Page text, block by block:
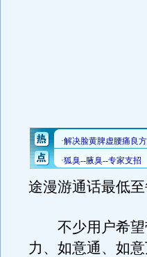
途漫游通话最低至
不少用户希望
力、如意通、如